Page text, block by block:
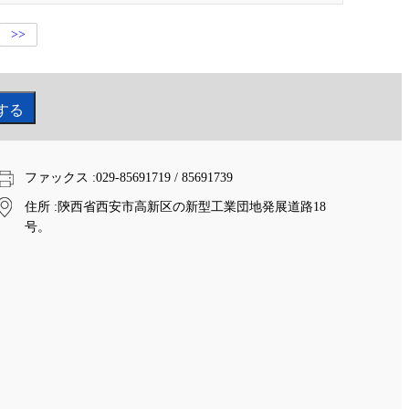
>>
ファックス :029-85691719 / 85691739
住所 :陝西省西安市高新区の新型工業団地発展道路18
号。